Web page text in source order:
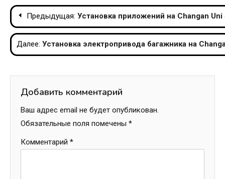
Навигация
по
записям
Предыдущая: Установка приложений на Changan
Далее: Установка электропривода багажника на
Добавить комментарий
Ваш адрес email не будет опубликован.
Обязательные поля помечены *
Комментарий *